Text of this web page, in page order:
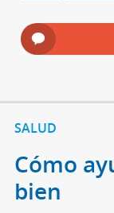
SALUD
Cómo
bien